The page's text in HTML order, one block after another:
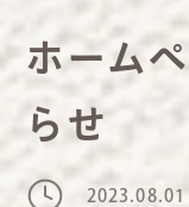
ホーム
らせ
2023.08.01